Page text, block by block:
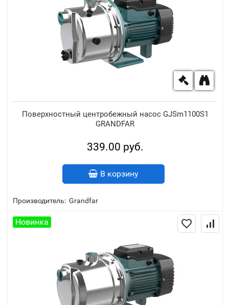
Поверхностный центробежный насос GJSm1100S1
GRANDFAR
Производитель: Grandfar
339.00 руб.
В корзину
Новинка